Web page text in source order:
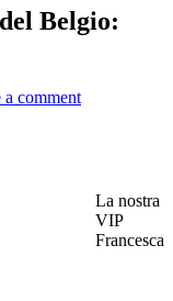
Belgio:
a comment
La nostra
VIP
Francesca